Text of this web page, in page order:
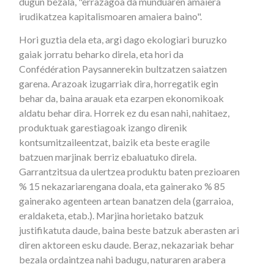
irudikatzea kapitalismoaren amaiera baino".
Hori guztia dela eta, argi dago ekologiari buruzko
gaiak jorratu beharko direla, eta hori da
Confédération Paysannerekin bultzatzen saiatzen
garena. Arazoak izugarriak dira, horregatik egin
behar da, baina arauak eta ezarpen ekonomikoak
aldatu behar dira. Horrek ez du esan nahi, nahitaez,
produktuak garestiagoak izango direnik
kontsumitzaileentzat, baizik eta beste eragile
batzuen marjinak berriz ebaluatuko direla.
Garrantzitsua da ulertzea produktu baten prezioaren
% 15 nekazariarengana doala, eta gainerako % 85
gainerako agenteen artean banatzen dela (garraioa,
eraldaketa, etab.). Marjina horietako batzuk
justifikatuta daude, baina beste batzuk aberasten ari
diren aktoreen esku daude. Beraz, nekazariak behar
bezala ordaintzea nahi badugu, naturaren arabera